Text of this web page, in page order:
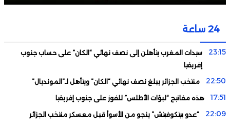
24 ساعة
23:15
سيدات المغرب يتأهلن إلى نصف نهائي “الكان” على حساب جنوب
إفريقيا
22:50 منتخب الجزائر يبلغ نصف نهائي “الكان” ويتأهل لـ”المونديال”
17:51 هذه مفاتيح “لبؤات الأطلس” للفوز على جنوب إفريقيا
22:09 “عدو بيتكوفيتش” ينجو من الأسوأ قبل معسكر منتخب الجزائر